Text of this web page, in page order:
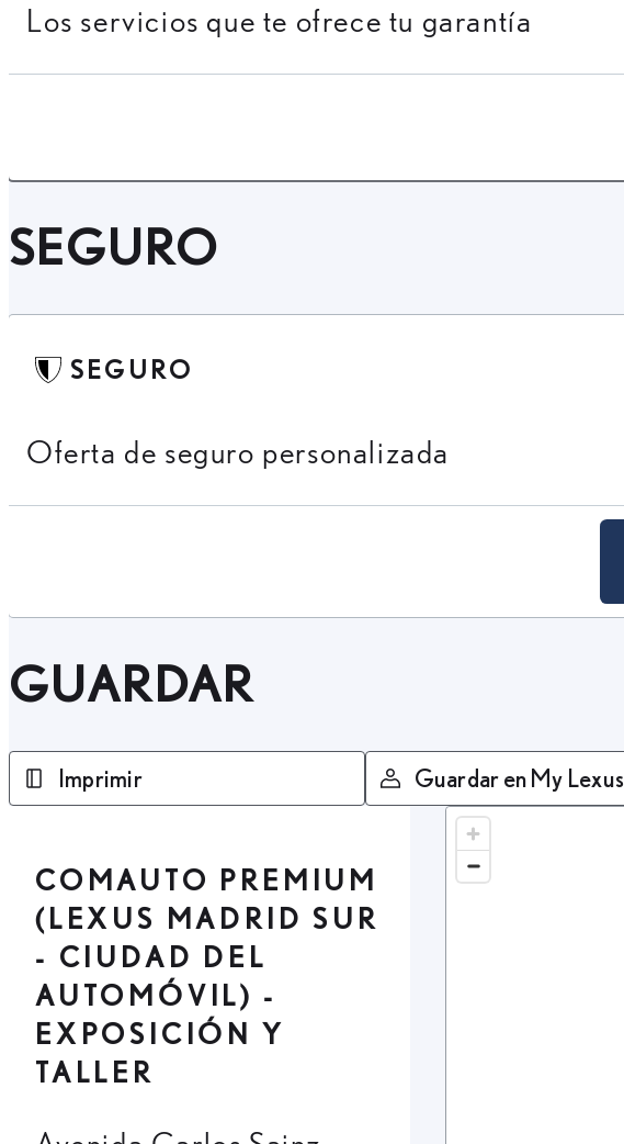
Los servicios que te ofrece tu garantía
SEGURO
SEGURO
Oferta de seguro personalizada
GUARDAR
Imprimir Guardar en My Lexus
COMAUTO PREMIUM
(LEXUS MADRID SUR
- CIUDAD DEL
AUTOMÓVIL) -
EXPOSICIÓN Y
TALLER